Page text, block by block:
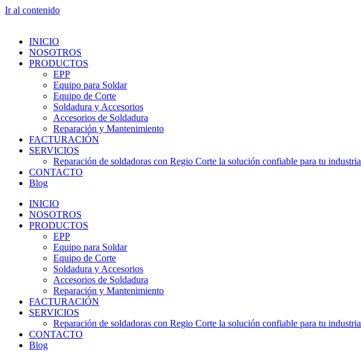
Ir al contenido
INICIO
NOSOTROS
PRODUCTOS
EPP
Equipo para Soldar
Equipo de Corte
Soldadura y Accesorios
Accesorios de Soldadura
Reparación y Mantenimiento
FACTURACIÓN
SERVICIOS
Reparación de soldadoras con Regio Corte la solución confiable para tu industria
CONTACTO
Blog
INICIO
NOSOTROS
PRODUCTOS
EPP
Equipo para Soldar
Equipo de Corte
Soldadura y Accesorios
Accesorios de Soldadura
Reparación y Mantenimiento
FACTURACIÓN
SERVICIOS
Reparación de soldadoras con Regio Corte la solución confiable para tu industria
CONTACTO
Blog